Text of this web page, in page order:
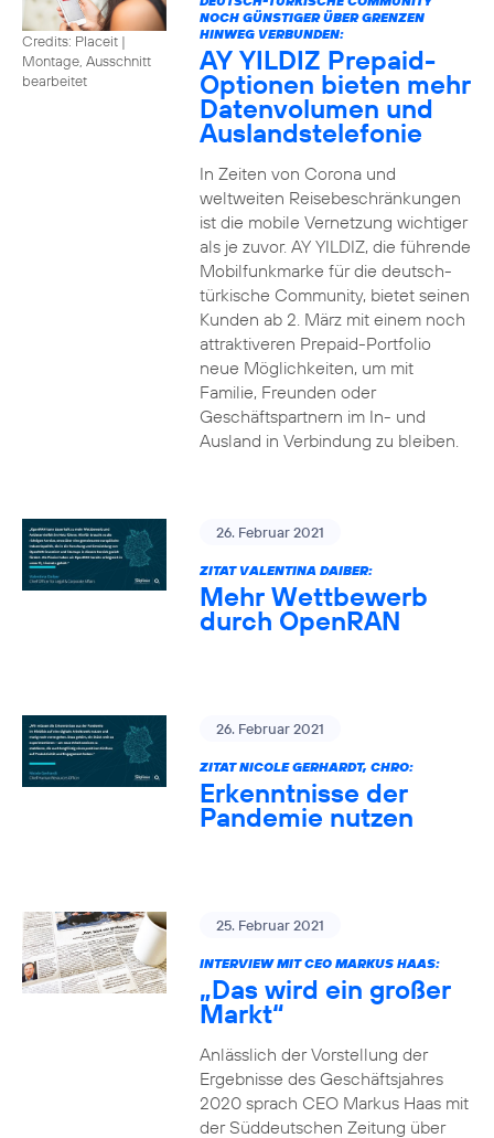
Credits: Placeit |
Montage, Ausschnitt
bearbeitet
NOCH GÜNSTIGER ÜBER GRENZEN
HINWEG VERBUNDEN:
AY YILDIZ Prepaid-
Optionen bieten mehr
Datenvolumen und
Auslandstelefonie
In Zeiten von Corona und
weltweiten Reisebeschränkungen
ist die mobile Vernetzung wichtiger
als je zuvor. AY YILDIZ, die führende
Mobilfunkmarke für die deutsch-
türkische Community, bietet seinen
Kunden ab 2. März mit einem noch
attraktiveren Prepaid-Portfolio
neue Möglichkeiten, um mit
Familie, Freunden oder
Geschäftspartnern im In- und
Ausland in Verbindung zu bleiben.
26. Februar 2021
ZITAT VALENTINA DAIBER:
Mehr Wettbewerb
durch OpenRAN
26. Februar 2021
ZITAT NICOLE GERHARDT, CHRO:
Erkenntnisse der
Pandemie nutzen
25. Februar 2021
INTERVIEW MIT CEO MARKUS HAAS:
„Das wird ein großer
Markt“
Anlässlich der Vorstellung der
Ergebnisse des Geschäftsjahres
2020 sprach CEO Markus Haas mit
der Süddeutschen Zeitung über